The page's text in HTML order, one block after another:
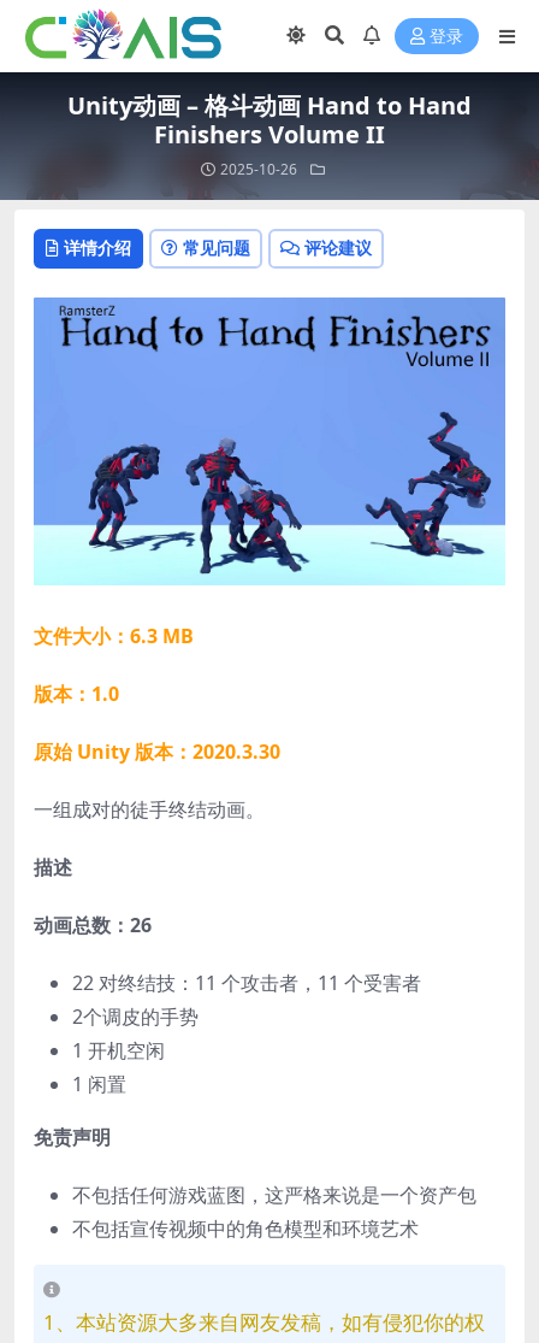
登录
Unity动画 – 格斗动画 Hand to Hand
Finishers Volume II
2025-10-26
详情介绍 常见问题 评论建议
文件大小：6.3 MB
版本：1.0
原始 Unity 版本：2020.3.30
一组成对的徒手终结动画。
描述
动画总数：26
22 对终结技：11 个攻击者，11 个受害者
2个调皮的手势
1 开机空闲
1 闲置
免责声明
不包括任何游戏蓝图，这严格来说是一个资产包
不包括宣传视频中的角色模型和环境艺术
1、本站资源大多来自网友发稿，如有侵犯你的权